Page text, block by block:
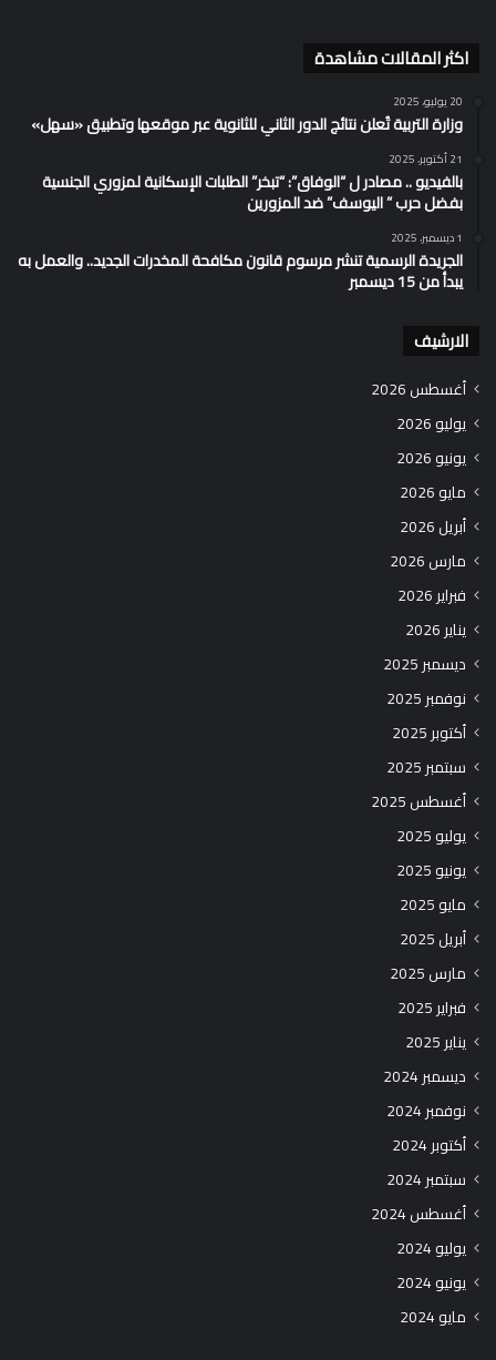
اكثر المقالات مشاهدة
20 يوليو، 2025
وزارة التربية تُعلن نتائج الدور الثاني للثانوية عبر موقعها وتطبيق «سهل»
21 أكتوبر، 2025
بالفيديو .. مصادر ل “الوفاق”: “تبخر” الطلبات الإسكانية لمزوري الجنسية
بفضل حرب ” اليوسف” ضد المزورين
1 ديسمبر، 2025
الجريدة الرسمية تنشر مرسوم قانون مكافحة المخدرات الجديد.. والعمل به
يبدأ من 15 ديسمبر
الارشيف
أغسطس 2026
يوليو 2026
يونيو 2026
مايو 2026
أبريل 2026
مارس 2026
فبراير 2026
يناير 2026
ديسمبر 2025
نوفمبر 2025
أكتوبر 2025
سبتمبر 2025
أغسطس 2025
يوليو 2025
يونيو 2025
مايو 2025
أبريل 2025
مارس 2025
فبراير 2025
يناير 2025
ديسمبر 2024
نوفمبر 2024
أكتوبر 2024
سبتمبر 2024
أغسطس 2024
يوليو 2024
يونيو 2024
مايو 2024